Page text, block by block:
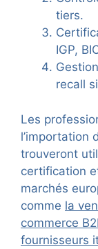
tiers.
IGP,
recall
Les
l’importation
trouveront
certification
marchés
comme la
commerce
fournisseurs